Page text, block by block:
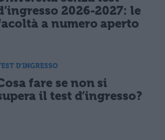
dei miei dati da parte di terzi per finalità di
modalità automatizzate o tradizionali
2026-2027: le
a numero aperto
D'INGRESSO
fare se non si
il test d’ingresso?